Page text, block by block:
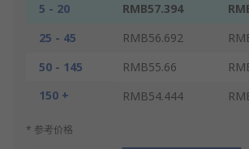
5 - 20 RMB57.394
25 - 45
RMB56.692
50 - 145
RMB55.66
150 +
RMB54.444
* 参考价格